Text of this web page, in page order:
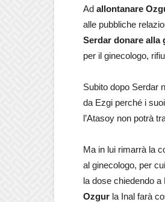
Ad allontanare
alle pubbliche
Serdar donare alla
per il ginecologo,
Subito dopo Serdar
da Ezgi perché i
l’Atasoy non potrà
Ma in lui rimarrà la
al ginecologo, per
la dose chiedendo
Ozgur la Inal farà